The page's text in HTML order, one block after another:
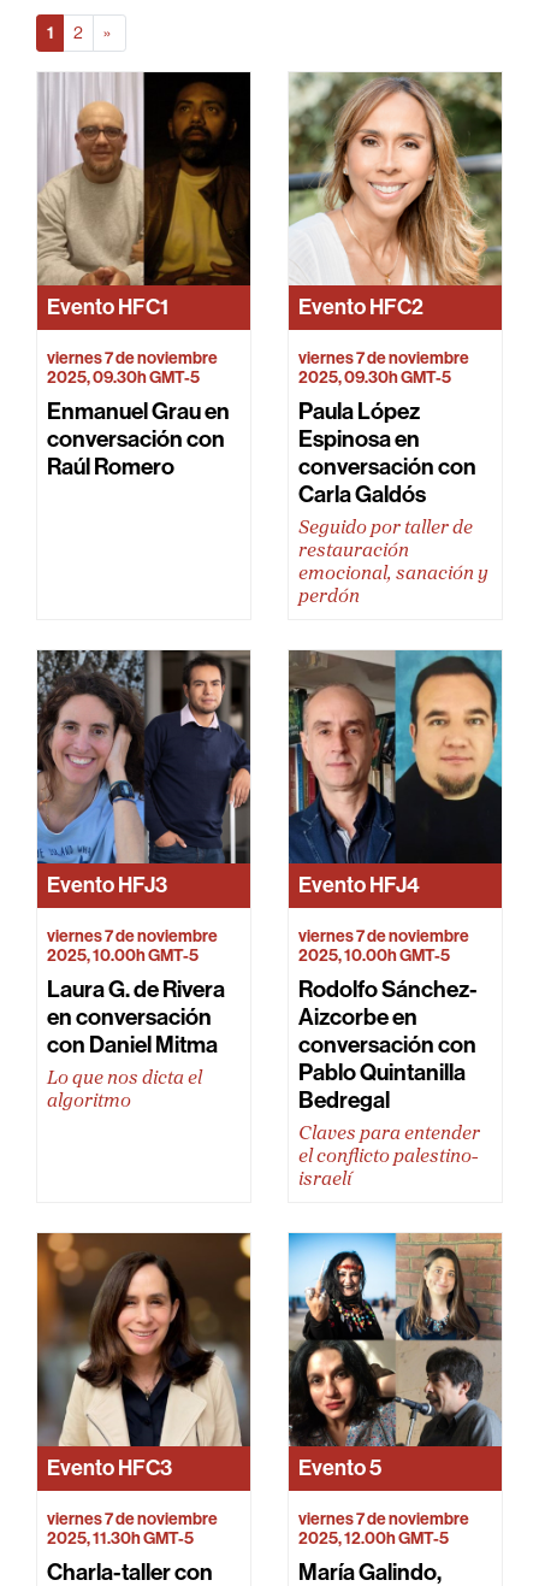
1(actual)
2 »
EventoHFC1
viernes 7 de noviembre
2025, 09.30h GMT-5
Enmanuel Grau en
conversación con
Raúl Romero
EventoHFC2
viernes 7 de noviembre
2025, 09.30h GMT-5
Paula López
Espinosa en
conversación con
Carla Galdós
Seguido por taller de
restauración
emocional, sanación y
perdón
EventoHFJ3
viernes 7 de noviembre
2025, 10.00h GMT-5
Laura G. de Rivera
en conversación
con Daniel Mitma
Lo que nos dicta el
algoritmo
EventoHFJ4
viernes 7 de noviembre
2025, 10.00h GMT-5
Rodolfo Sánchez-
Aizcorbe en
conversación con
Pablo Quintanilla
Bedregal
Claves para entender
el conflicto palestino-
israelí
EventoHFC3
viernes 7 de noviembre
2025, 11.30h GMT-5
Charla-taller con
Evento5
viernes 7 de noviembre
2025, 12.00h GMT-5
María Galindo,